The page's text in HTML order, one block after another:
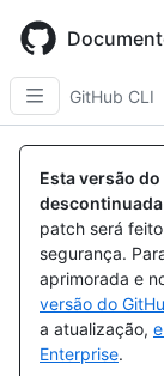
main
content
GitHub CLI
Esta versão
descontinuada
patch será
segurança.
aprimorada e
versão do
a atualização,
Enterprise.